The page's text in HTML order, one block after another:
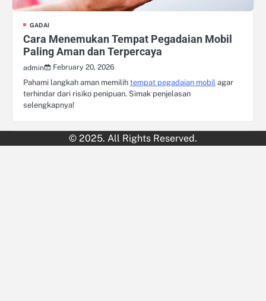
GADAI
Cara Menemukan Tempat Pegadaian Mobil
Paling Aman dan Terpercaya
admin
February 20, 2026
Pahami langkah aman memilih tempat pegadaian mobil agar
terhindar dari risiko penipuan. Simak penjelasan
selengkapnya!
© 2025. All Rights Reserved.